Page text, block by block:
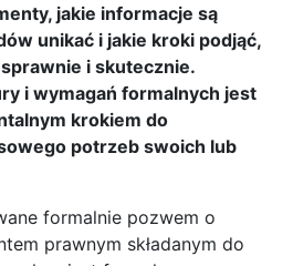
jakie informacje są
unikać i jakie kroki podjąć,
i skutecznie.
i wymagań formalnych jest
krokiem do
potrzeb swoich lub
formalnie pozwem o
prawnym składanym do